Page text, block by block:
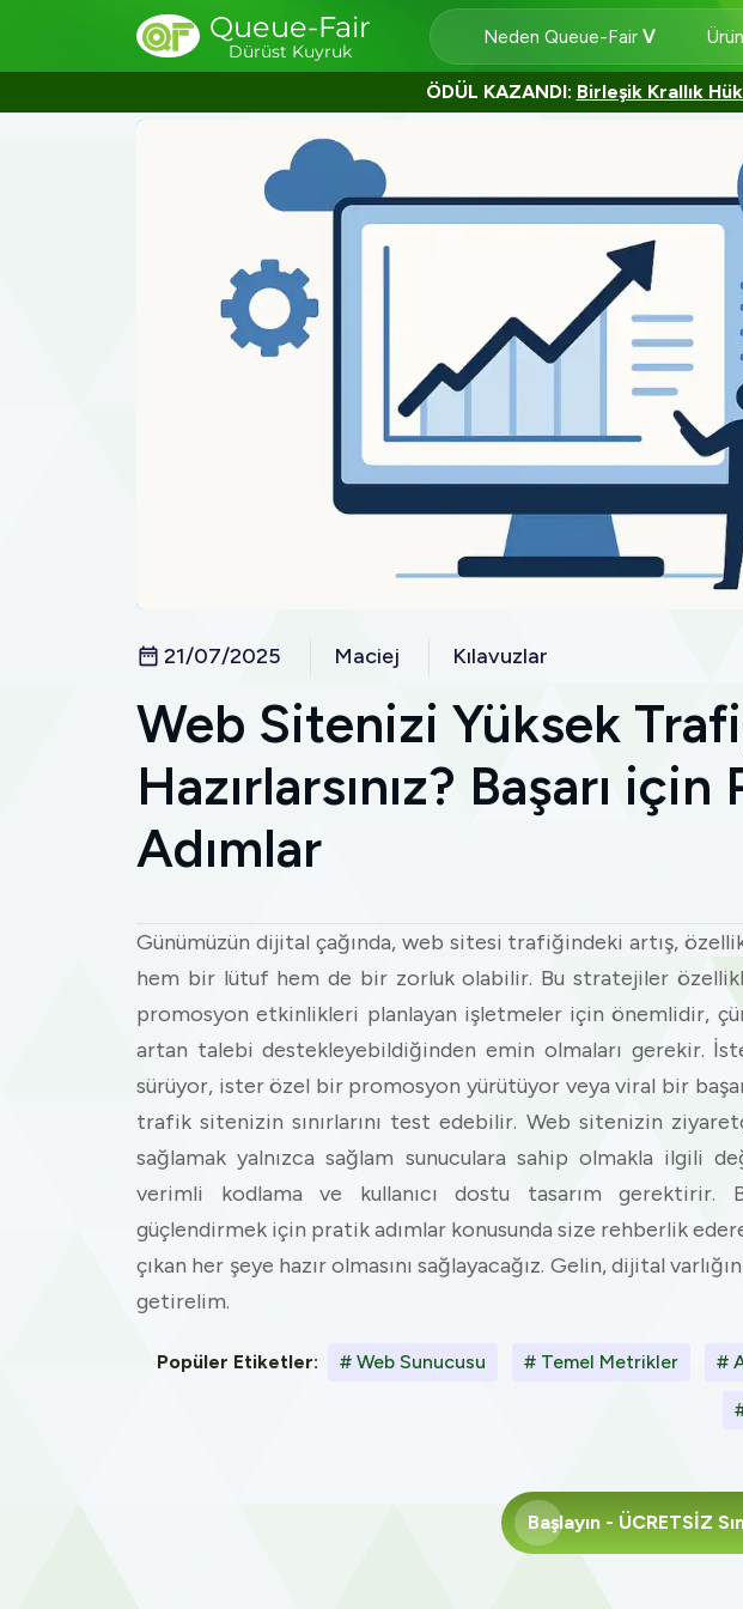
Queue-Fair
Dürüst Kuyruk
Neden Queue-Fair Ürün
ÖDÜL KAZANDI: Birleşik Krallık
21/07/2025 Maciej Kılavuzlar
Web Sitenizi Yüksek
Hazırlarsınız? Başarı
Adımlar
Günümüzün dijital çağında, web sitesi trafiğindeki artış,
hem bir lütuf hem de bir zorluk olabilir. Bu stratejiler
promosyon etkinlikleri planlayan işletmeler için önemlidir,
artan talebi destekleyebildiğinden emin olmaları gerekir.
sürüyor, ister özel bir promosyon yürütüyor veya viral bir
trafik sitenizin sınırlarını test edebilir. Web sitenizin
sağlamak yalnızca sağlam sunuculara sahip olmakla ilgili
verimli kodlama ve kullanıcı dostu tasarım gerektirir.
güçlendirmek için pratik adımlar konusunda size rehberlik
çıkan her şeye hazır olmasını sağlayacağız. Gelin, dijital
getirelim.
Popüler Etiketler: # Web Sunucusu # Temel Metrikler #
Başlayın- ÜCRETSİZ